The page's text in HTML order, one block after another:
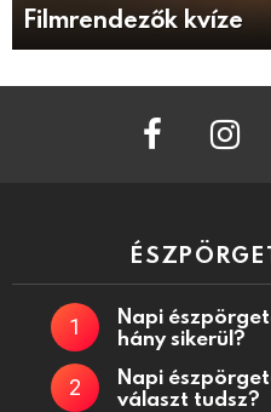
Filmrendezők kvíze
facebook
Napi
hány sikerül?
Napi
választ tudsz?